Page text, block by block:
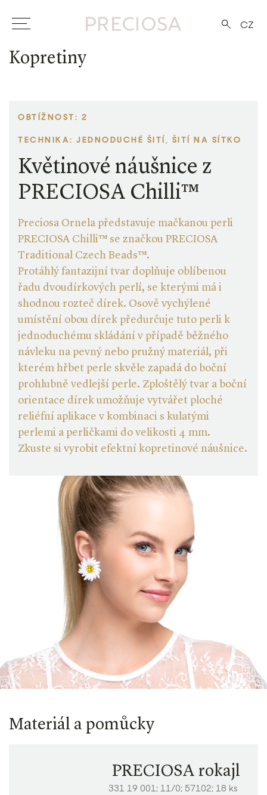
CZ
Kopretiny
OBTÍŽNOST: 2
TECHNIKA: JEDNODUCHÉ ŠITÍ, ŠITÍ NA SÍTKO
Květinové náušnice z
PRECIOSA Chilli™
Preciosa Ornela představuje mačkanou perli
PRECIOSA Chilli™ se značkou PRECIOSA
Traditional Czech Beads™.
Protáhlý fantazijní tvar doplňuje oblíbenou
řadu dvoudírkových perlí, se kterými má i
shodnou rozteč dírek. Osově vychýlené
umístění obou dírek předurčuje tuto perli k
jednoduchému skládání v případě běžného
návleku na pevný nebo pružný materiál, při
kterém hřbet perle skvěle zapadá do boční
prohlubně vedlejší perle. Zploštělý tvar a boční
orientace dírek umožňuje vytvářet ploché
reliéfní aplikace v kombinaci s kulatými
perlemi a perličkami do velikosti 4 mm.
Zkuste si vyrobit efektní kopretinové náušnice.
Materiál a pomůcky
PRECIOSA rokajl
331 19 001; 11/0; 57102; 18 ks